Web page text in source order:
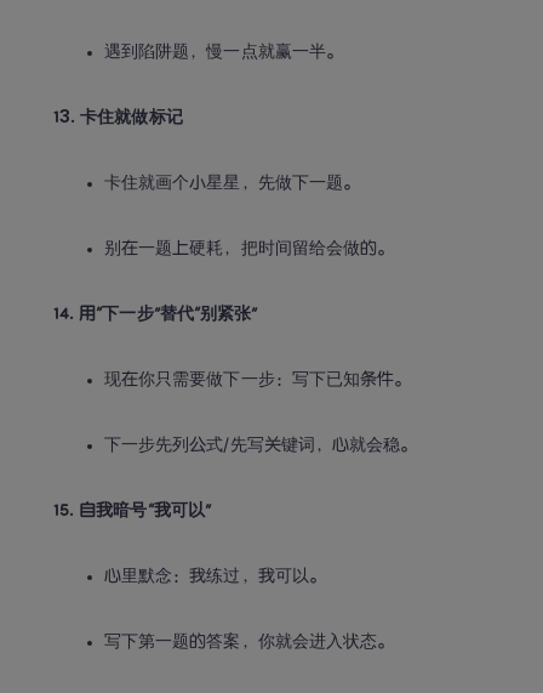
遇到陷阱题，慢一点就赢一半。
13. 卡住就做标记
卡住就画个小星星，先做下一题。
别在一题上硬耗，把时间留给会做的。
14. 用“下一步”替代“别紧张”
现在你只需要做下一步：写下已知条件。
下一步先列公式/先写关键词，心就会稳。
15. 自我暗号“我可以”
心里默念：我练过，我可以。
写下第一题的答案，你就会进入状态。